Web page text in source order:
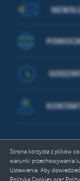
Strona korzysta z plików
warunki przechowywania
Ustawienia. Aby
Polityką Cookies oraz